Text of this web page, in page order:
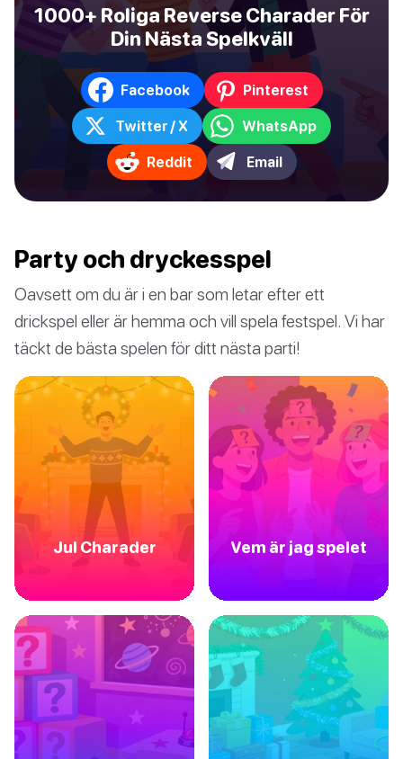
1000+ Roliga Reverse Charader För
Din Nästa Spelkväll
Facebook Pinterest
Twitter / X WhatsApp
Reddit Email
Party och dryckesspel
Oavsett om du är i en bar som letar efter ett
drickspel eller är hemma och vill spela festspel. Vi har
täckt de bästa spelen för ditt nästa parti!
Jul Charader Vem är jag spelet